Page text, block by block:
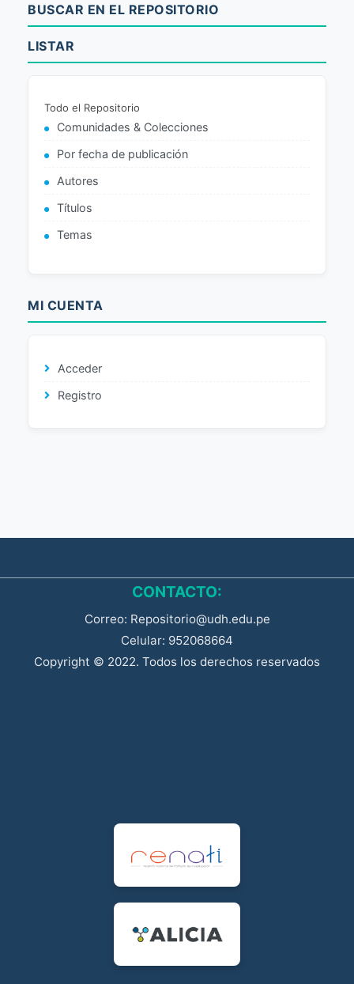
BUSCAR EN EL REPOSITORIO
LISTAR
Todo el Repositorio
Comunidades & Colecciones
Por fecha de publicación
Autores
Títulos
Temas
MI CUENTA
Acceder
Registro
CONTACTO:
Correo: Repositorio@udh.edu.pe
Celular: 952068664
Copyright © 2022. Todos los derechos reservados